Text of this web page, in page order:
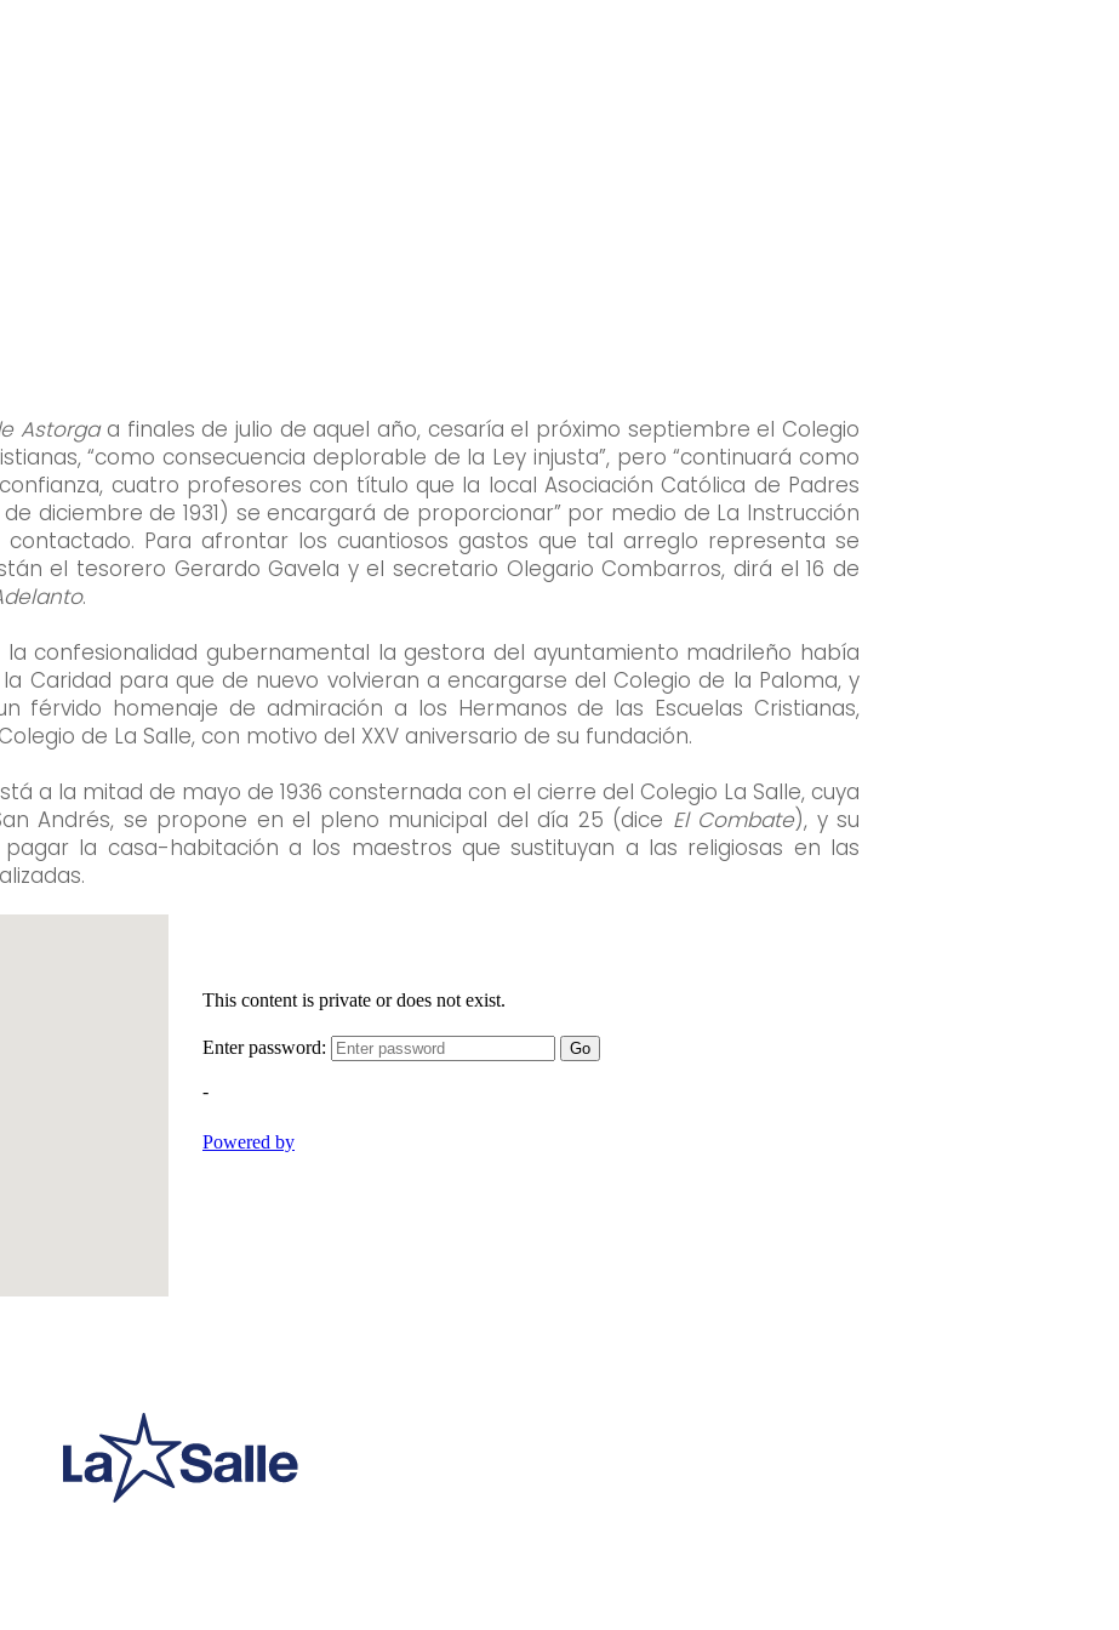
Astorga a finales de julio de aquel año, cesaría el próximo septiembre el Colegio
“como consecuencia deplorable de la Ley injusta”, pero “continuará como
cuatro profesores con título que la local Asociación Católica de Padres
diciembre de 1931) se encargará de proporcionar” por medio de La Instrucción
Para afrontar los cuantiosos gastos que tal arreglo representa se
el tesorero Gerardo Gavela y el secretario Olegario Combarros, dirá el 16 de
.
confesionalidad gubernamental la gestora del ayuntamiento madrileño había
Caridad para que de nuevo volvieran a encargarse del Colegio de la Paloma, y
férvido homenaje de admiración a los Hermanos de las Escuelas Cristianas,
de La Salle, con motivo del XXV aniversario de su fundación.
a la mitad de mayo de 1936 consternada con el cierre del Colegio La Salle, cuya
Andrés, se propone en el pleno municipal del día 25 (dice El Combate), y su
la casa-habitación a los maestros que sustituyan a las religiosas en las